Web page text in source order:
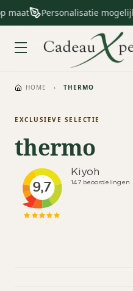
maat Personalisatie mogelijk
HOME › THERMO
EXCLUSIEVE SELECTIE
thermo